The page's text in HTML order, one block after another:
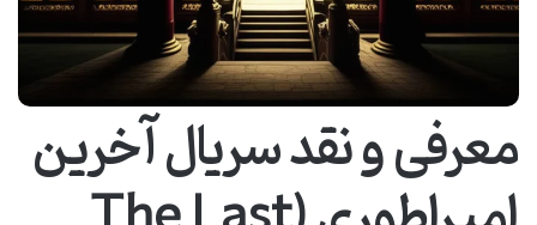
معرفی و نقد سریال آخرین